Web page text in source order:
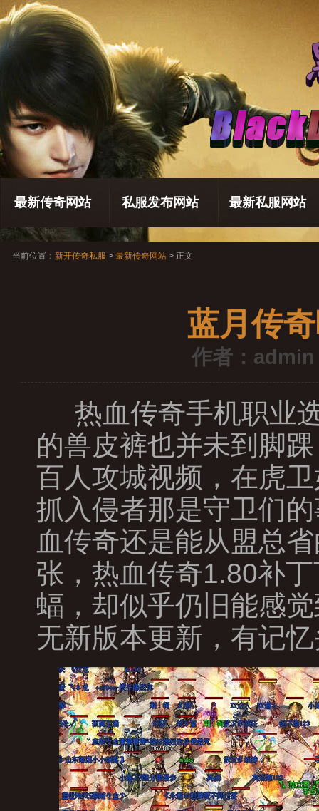
最新传奇网站 私服发布网站 最新私服网站
当前位置： 新开传奇私服 > 最新传奇网站 > 正文
蓝月传
作者：admin
热血传奇手机职业
的兽皮裤也并未到脚
百人攻城视频，在虎
抓入侵者那是守卫们
血传奇还是能从盟总
张，热血传奇1.80补
蝠，却似乎仍旧能感
无新版本更新，有记